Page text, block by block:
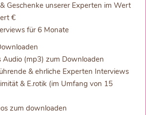
Geschenke unserer Experten im Wert
€
für 6 Monate
Audio (mp3) zum Downloaden
& ehrliche Experten Interviews
& E.rotik (im Umfang von 15
zum downloaden